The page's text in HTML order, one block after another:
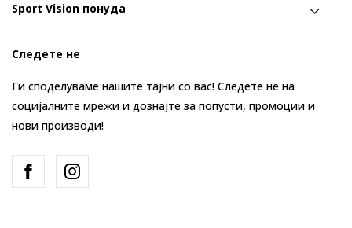
Sport Vision понуда
Следете не
Ги споделуваме нашите тајни со вас! Следете не на
социјалните мрежи и дознајте за попусти, промоции и
нови производи!